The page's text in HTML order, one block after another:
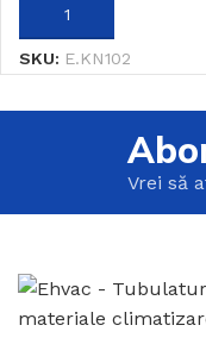
ADAUGĂ ÎN COȘ
SKU: E.KN102
Vrei să